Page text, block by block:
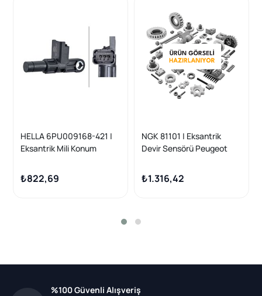
HELLA 6PU009168-421 |
Eksantrik Mili Konum
C3 II / Peugeot 508 / Ford
Focus 1.5-1.6 HDI 2014 >
₺822,69
NGK 81101 | Eksantrik
Devir Sensörü Peugeot
Ford Focus/Mondeo,
Citroen C3 II
₺1.316,42
%100 Güvenli Alışveriş